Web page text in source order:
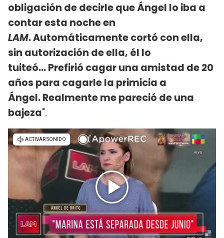
obligación de decirle que Ángel lo iba a
contar esta noche en
LAM. Automáticamente cortó con ella,
sin autorización de ella, él lo
tuiteó... Prefirió cagar una amistad de 20
años para cagarle la primicia a
Ángel. Realmente me pareció de una
bajeza".